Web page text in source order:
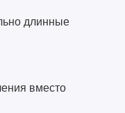
длинные
вместо